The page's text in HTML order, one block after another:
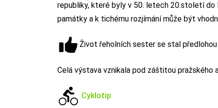
republiky, které byly v 50. letech 20.století do
památky a k tichému rozjímání může být
Život řeholních sester se stal
Celá výstava vznikala pod záštitou pražského
Cyklotip